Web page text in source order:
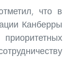
что в
Канберры